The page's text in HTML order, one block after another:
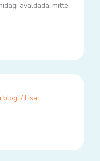
avaldada, mitte
blogi / Lisa